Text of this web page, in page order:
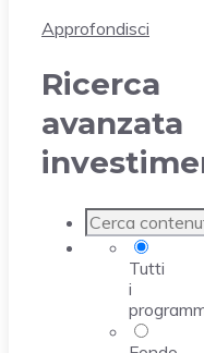
Approfondisci
Ricerca
avanzata
Tutti
i